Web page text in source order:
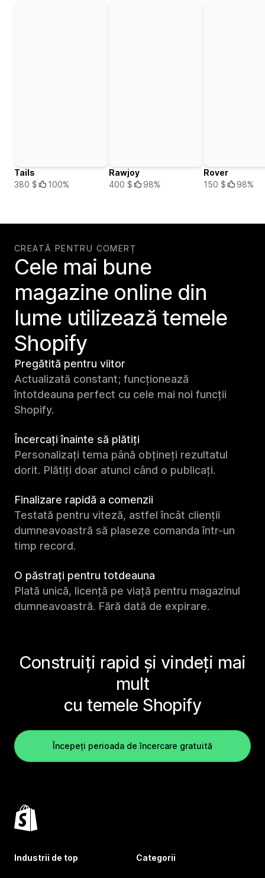
Tails
380 $
100%
Rawjoy
400 $
98%
Rover
150 $
98%
CREATĂ PENTRU COMERȚ
Cele mai bune
magazine online din
lume utilizează temele
Shopify
Pregătită pentru viitor
Actualizată constant; funcționează
întotdeauna perfect cu cele mai noi funcții
Shopify.
Încercați înainte să plătiți
Personalizați tema până obțineți rezultatul
dorit. Plătiți doar atunci când o publicați.
Finalizare rapidă a comenzii
Testată pentru viteză, astfel încât clienții
dumneavoastră să plaseze comanda într-un
timp record.
O păstrați pentru totdeauna
Plată unică, licență pe viață pentru magazinul
dumneavoastră. Fără dată de expirare.
Construiți rapid și vindeți mai
mult
cu temele Shopify
Începeți perioada de încercare gratuită
Industrii de top Categorii